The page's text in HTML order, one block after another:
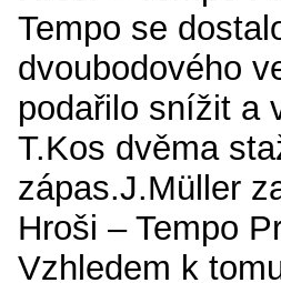
Tempo se
dvoubodového
podařilo snížit a
T.Kos dvěma
zápas.J.Müller
Hroši – Tempo
Vzhledem k